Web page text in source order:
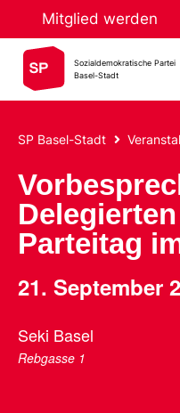
Mitglied werden
Sozialdemokratische Partei
Basel-Stadt
SP Basel-Stadt
Parteitag
21. September
Seki Basel
Rebgasse 1